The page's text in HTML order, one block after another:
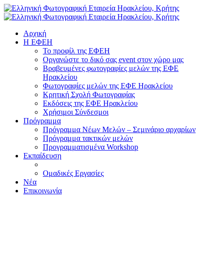
Αρχική
H ΕΦΕΗ
Το προφίλ της ΕΦΕΗ
Οργανώστε το δικό σας event στον χώρο μας
Βραβευμένες φωτογραφίες μελών της ΕΦΕ
Ηρακλείου
Φωτογραφίες μελών της ΕΦΕ Ηρακλείου
Κρητική Σχολή Φωτογραφίας
Εκδόσεις της ΕΦΕ Ηρακλείου
Χρήσιμοι Σύνδεσμοι
Πρόγραμμα
Πρόγραμμα Νέων Μελών – Σεμινάριο αρχαρίων
Πρόγραμμα τακτικών μελών
Προγραμματισμένα Workshop
Εκπαίδευση
Ομαδικές Εργασίες
Νέα
Επικοινωνία